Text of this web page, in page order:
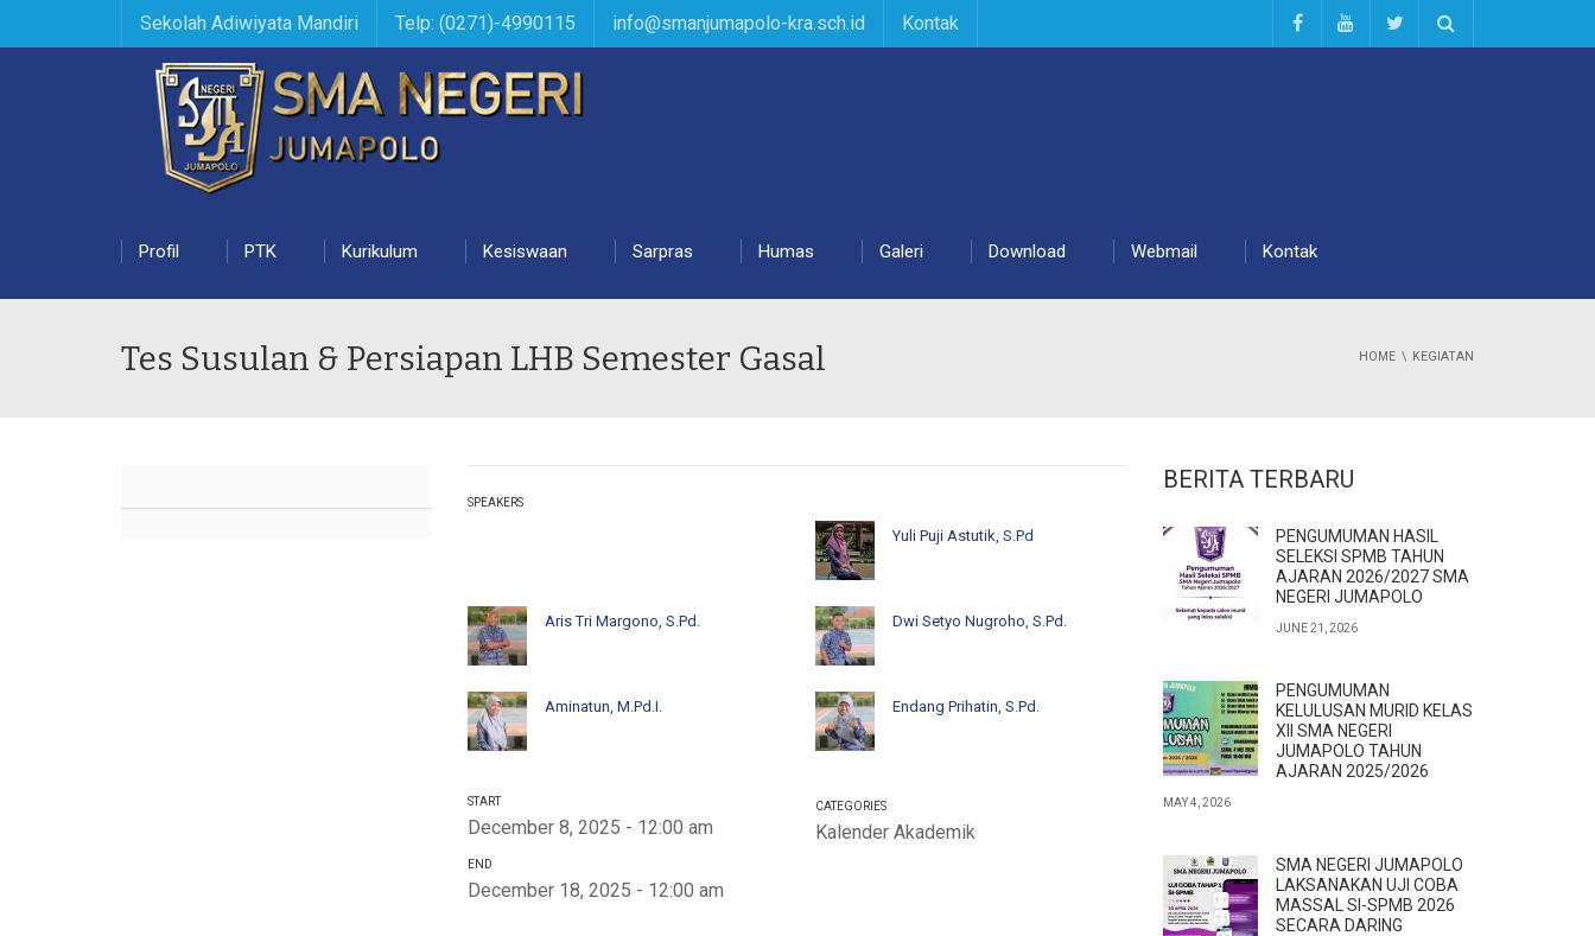
Sekolah Adiwiyata Mandiri Telp: (0271)-4990115 info@smanjumapolo-kra.sch.id Kontak
Profil PTK Kurikulum Kesiswaan Sarpras Humas Galeri Download Webmail Kontak
Tes Susulan & Persiapan LHB Semester Gasal HOME KEGIATAN
SPEAKERS
Yuli Puji Astutik, S.Pd
Aris Tri Margono, S.Pd. Dwi Setyo Nugroho, S.Pd.
Aminatun, M.Pd.I. Endang Prihatin, S.Pd.
START
December 8, 2025 - 12:00 am
END
December 18, 2025 - 12:00 am
CATEGORIES
Kalender Akademik
BERITA TERBARU
PENGUMUMAN HASIL
SELEKSI SPMB TAHUN
AJARAN 2026/2027 SMA
NEGERI JUMAPOLO
JUNE 21, 2026
PENGUMUMAN
KELULUSAN MURID KELAS
XII SMA NEGERI
JUMAPOLO TAHUN
AJARAN 2025/2026
MAY 4, 2026
SMA NEGERI JUMAPOLO
LAKSANAKAN UJI COBA
MASSAL SI-SPMB 2026
SECARA DARING